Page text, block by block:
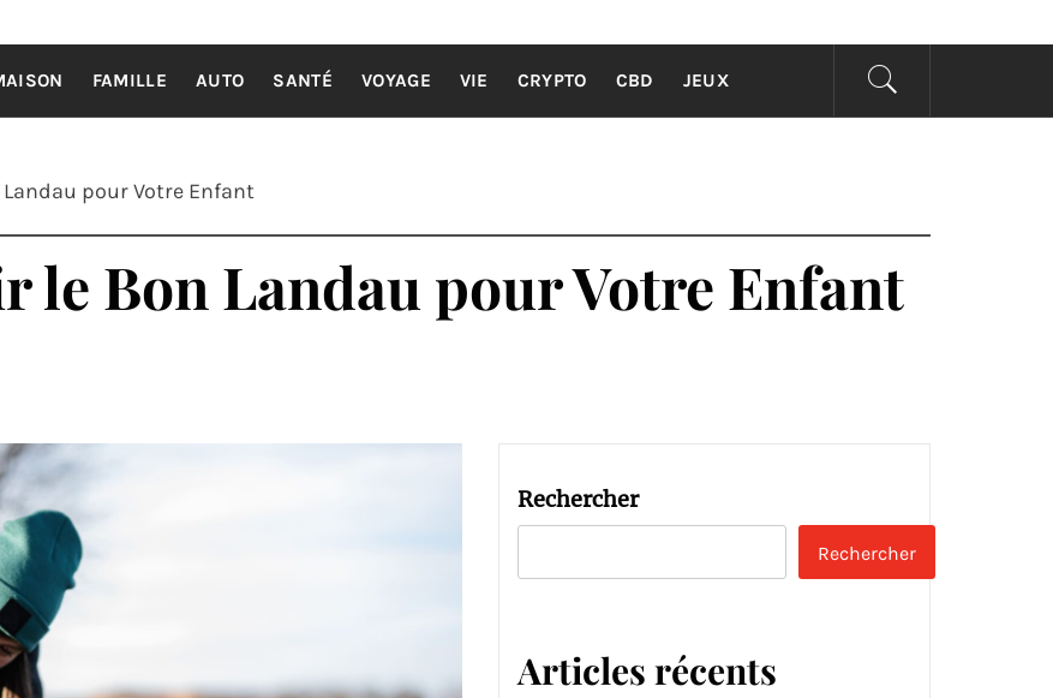
POUR TOUS
Astuces, conseils et actualités
FAMILLE AUTO SANTÉ VOYAGE VIE CRYPTO CBD JEUX
pour Votre Enfant
le Bon Landau pour Votre Enfant
Rechercher
Rechercher
Articles récents